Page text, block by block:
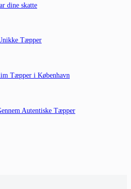
dine skatte
Tæpper
Tæpper i København
Autentiske Tæpper